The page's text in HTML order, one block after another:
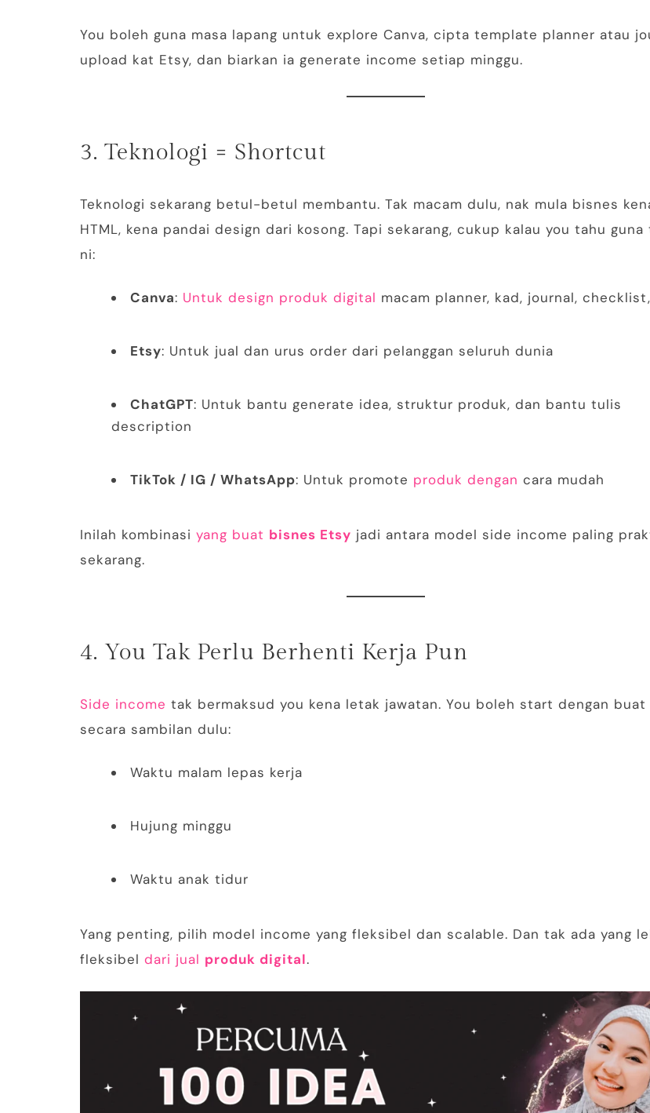
You boleh guna masa lapang untuk explore Canva, cipta template planner atau
upload kat Etsy, dan biarkan ia generate income setiap minggu.
3. Teknologi = Shortcut
Teknologi sekarang betul-betul membantu. Tak macam dulu, nak mula bisnes
HTML, kena pandai design dari kosong. Tapi sekarang, cukup kalau you tahu guna
ni:
Canva: Untuk design produk digital macam planner, kad, journal,
Etsy: Untuk jual dan urus order dari pelanggan seluruh dunia
ChatGPT: Untuk bantu generate idea, struktur produk, dan bantu tulis
description
TikTok / IG / WhatsApp: Untuk promote produk dengan cara mudah
Inilah kombinasi yang buat bisnes Etsy jadi antara model side income paling
sekarang.
4. You Tak Perlu Berhenti Kerja Pun
Side income tak bermaksud you kena letak jawatan. You boleh start dengan buat
secara sambilan dulu:
Waktu malam lepas kerja
Hujung minggu
Waktu anak tidur
Yang penting, pilih model income yang fleksibel dan scalable. Dan tak ada yang
fleksibel dari jual produk digital.